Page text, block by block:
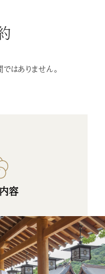
はありません。
容